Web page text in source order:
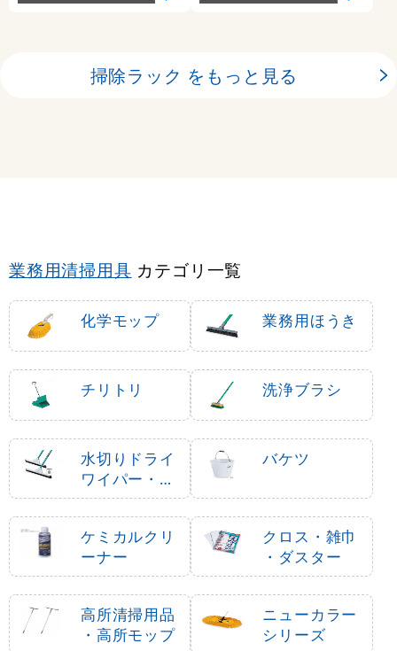
掃除ラック をもっと見る
業務用清掃用具 カテゴリ一覧
化学モップ 業務用ほうき
チリトリ 洗浄ブラシ
水切りドライ
ワイパー・通
水カップ
バケツ
ケミカルクリ
ーナー
クロス・雑巾
・ダスター
高所清掃用品
・高所モップ
ニューカラー
シリーズ